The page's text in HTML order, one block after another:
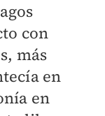
con
más
en
en